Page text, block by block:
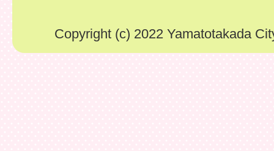
Copyright (c) 2022 Yamatotakada